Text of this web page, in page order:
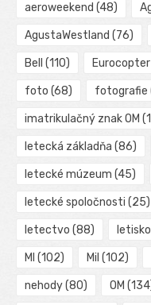
aeroweekend (48)
AgustaWestland (76)
Bell (110) Eurocopter
foto (68) fotografie
imatrikulačný znak OM
letecká základňa (86)
letecké múzeum (45)
letecké spoločnosti (25)
letectvo (88) letisko
MI (102) Mil (102)
nehody(80) OM